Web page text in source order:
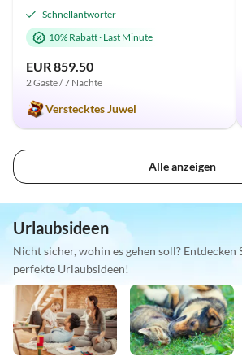
Schnellantworter
10% Rabatt· Last Minute
EUR 859.50
2 Gäste / 7 Nächte
Verstecktes Juwel
Alle anzeigen
Urlaubsideen
Nicht sicher, wohin es gehen soll? Entdecken
perfekte Urlaubsideen!